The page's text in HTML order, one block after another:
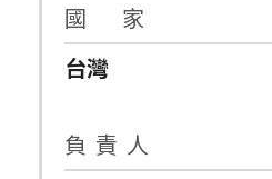
國 家
台灣
負 責 人